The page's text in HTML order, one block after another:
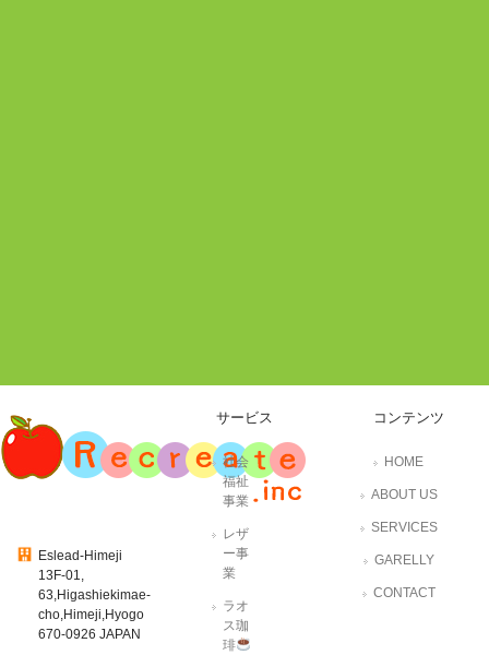
Eslead-Himeji
13F-01,
63,Higashiekimae-
cho,Himeji,Hyogo
670-0926 JAPAN
サービス
社会
福祉
事業
レザ
ー事
業
ラオ
ス珈
琲
コンテンツ
HOME
ABOUT US
SERVICES
GARELLY
CONTACT